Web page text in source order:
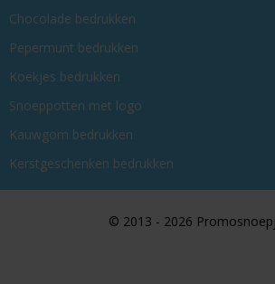
Chocolade bedrukken
Pepermunt bedrukken
Koekjes bedrukken
Snoeppotten met logo
Kauwgom bedrukken
Kerstgeschenken bedrukken
© 2013 - 2026